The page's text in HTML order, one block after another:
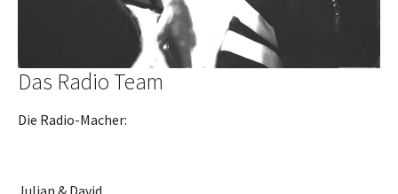
Das Radio Team
Die Radio-Macher:
Julian & David